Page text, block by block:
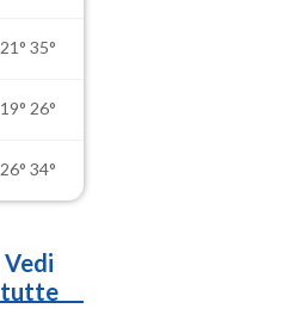
21° 35°
19° 26°
26° 34°
Vedi
tutte